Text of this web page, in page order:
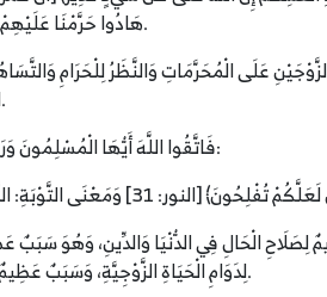
هَادُوا حَرَّمْنَا عَلَيْهِمْ طَيِّبَاتٍ أُحِلَّتْ لَهُمْ﴾ [النساء: 160].
عَلَى الْمُحَرَّمَاتِ وَالنَّظَرُ لِلْحَرَامِ
الْبَيْعِ وَالشِّرَاءِ الْمُحَرَّمِ، إِلَى غَيْرِ ذَلِكَ.
فَاتَّقُوا اللَّهَ أَيُّهَا الْمُسْلِمُونَ وَرَاجِعُوا أَنْفُسَكُمْ، وَعِلَاجُ ذَلِكَ أَمْرَانِ:
لِصَلَاحِ الْحَالِ فِي الدُّنْيَا وَالدِّينِ، وَهُوَ
لِدَوَامِ الْحَيَاةِ الزَّوْجِيَّةِ، وَسَبَبٌ عَظِيمٌ لِقَنَاعَةِ الزَّوْجَيْنِ بَعْضِهِمَا بِبَعْضٍ.